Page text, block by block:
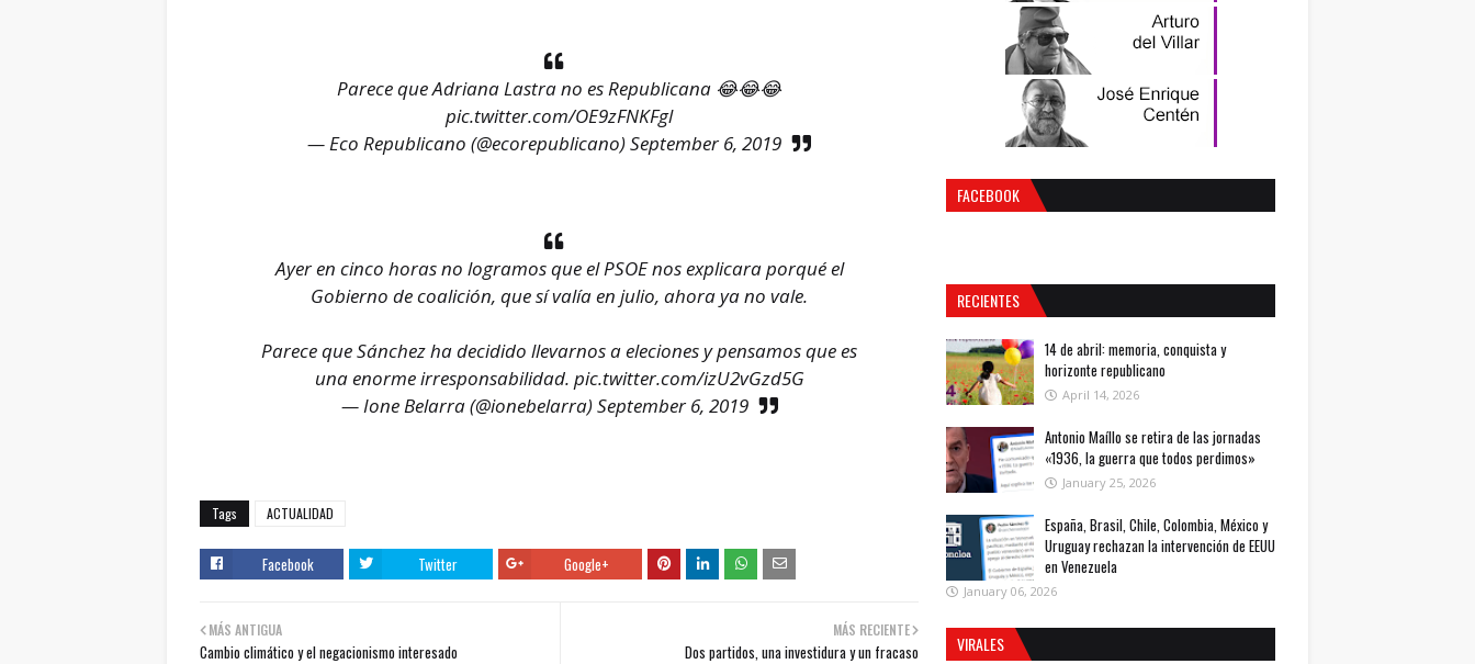
Parece que Adriana Lastra no es Republicana 😂😂😂
pic.twitter.com/OE9zFNKFgl
— Eco Republicano (@ecorepublicano)September 6, 2019
Ayer en cinco horas no logramos que el PSOE nos explicara porqué el
Gobierno de coalición, que sí valía en julio, ahora ya no vale.
Parece que Sánchez ha decidido llevarnos a eleciones y pensamos que es
una enorme irresponsabilidad. pic.twitter.com/izU2vGzd5G
— Ione Belarra (@ionebelarra)September 6, 2019
Tags ACTUALIDAD
Facebook Twitter Google+
MÁS RECIENTE
Dos partidos, una investidura y un fracaso
MÁS ANTIGUA
Cambio climático y el negacionismo interesado
FACEBOOK
RECIENTES
14 de abril: memoria, conquista y
horizonte republicano
April 14, 2026
Antonio Maíllo se retira de las jornadas
«1936, la guerra que todos perdimos»
January 25, 2026
España, Brasil, Chile, Colombia, México y
Uruguay rechazan la intervención de EEUU
en Venezuela
January 06, 2026
VIRALES